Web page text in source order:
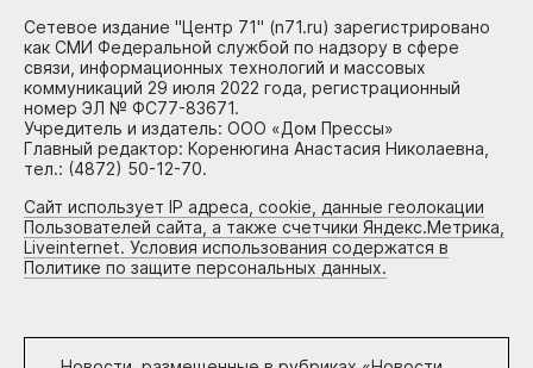
Сетевое издание "Центр 71" (n71.ru) зарегистрировано
как СМИ Федеральной службой по надзору в сфере
связи, информационных технологий и массовых
коммуникаций 29 июля 2022 года, регистрационный
номер ЭЛ № ФС77-83671.
Учредитель и издатель: ООО «Дом Прессы»
Главный редактор: Коренюгина Анастасия Николаевна,
тел.: (4872) 50-12-70.
Сайт использует IP адреса, cookie, данные геолокации
Пользователей сайта, а также счетчики Яндекс.Метрика,
Liveinternet. Условия использования содержатся в
Политике по защите персональных данных.